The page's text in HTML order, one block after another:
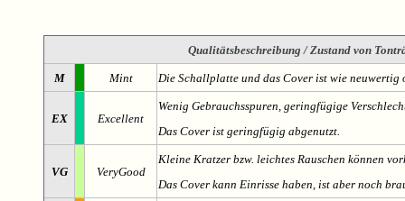
Qualitätsbeschreibung / Zustand von
M Mint Die Schallplatte und das Cover ist wie
EX Excellent
Wenig Gebrauchsspuren, geringfügige
Das Cover ist geringfügig abgenutzt.
VG VeryGood
Kleine Kratzer bzw. leichtes Rauschen können
Das Cover kann Einrisse haben, ist aber noch